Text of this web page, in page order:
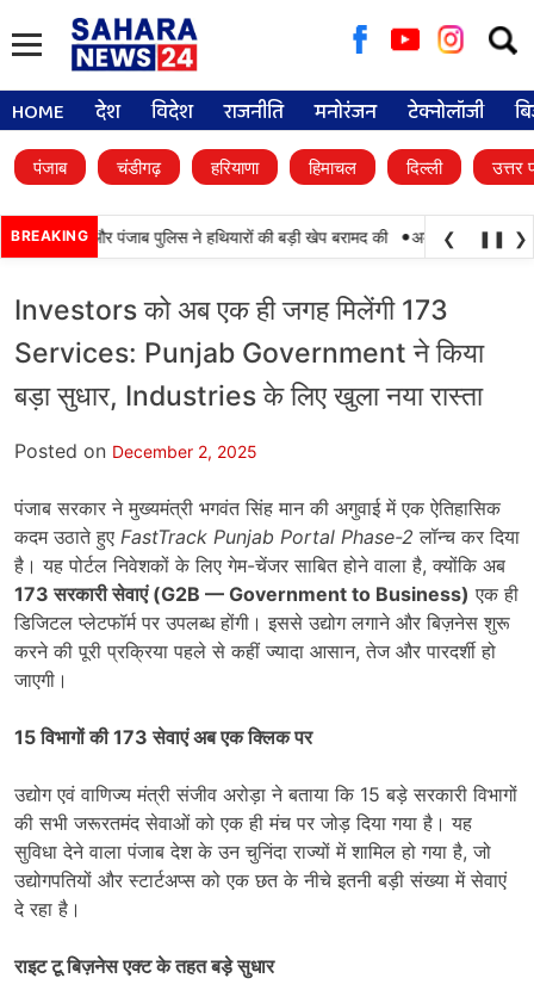
for:
HOME देश विदेश राजनीति मनोरंजन टेक्नोलॉजी
पंजाब चंडीगढ़ हरियाणा हिमाचल दिल्ली उत्तर
BREAKING
BSF और पंजाब पुलिस ने हथियारों की बड़ी खेप बरामद की • अमन अरोड़ा ने
❮ ❚❚ ❯
Investors को अब एक ही जगह मिलेंगी 173
Services: Punjab Government ने किया
बड़ा सुधार, Industries के लिए खुला नया रास्ता
Posted on December 2, 2025
पंजाब सरकार ने मुख्यमंत्री भगवंत सिंह मान की अगुवाई में एक ऐतिहासिक
कदम उठाते हुए FastTrack Punjab Portal Phase-2 लॉन्च कर दिया
है। यह पोर्टल निवेशकों के लिए गेम-चेंजर साबित होने वाला है, क्योंकि अब
173सरकारी सेवाएं (G2B — Government to Business) एक ही
डिजिटल प्लेटफॉर्म पर उपलब्ध होंगी। इससे उद्योग लगाने और बिज़नेस शुरू
करने की पूरी प्रक्रिया पहले से कहीं ज्यादा आसान, तेज और पारदर्शी हो
जाएगी।
15विभागों की173सेवाएं अब एक क्लिक पर
उद्योग एवं वाणिज्य मंत्री संजीव अरोड़ा ने बताया कि 15 बड़े सरकारी विभागों
की सभी जरूरतमंद सेवाओं को एक ही मंच पर जोड़ दिया गया है। यह
सुविधा देने वाला पंजाब देश के उन चुनिंदा राज्यों में शामिल हो गया है, जो
उद्योगपतियों और स्टार्टअप्स को एक छत के नीचे इतनी बड़ी संख्या में सेवाएं
दे रहा है।
राइट टू बिज़नेस एक्ट के तहत बड़े सुधार